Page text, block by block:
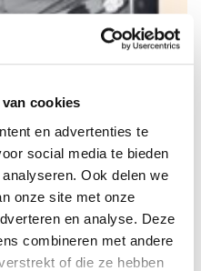
cookies
en advertenties te
social media te bieden
Ook delen we
onze site met onze
en analyse. Deze
combineren met andere
of die ze hebben
van nummer 200 van
Vereniging
17 mei het minisymposium
De redactie van
om een presentatie
van historische